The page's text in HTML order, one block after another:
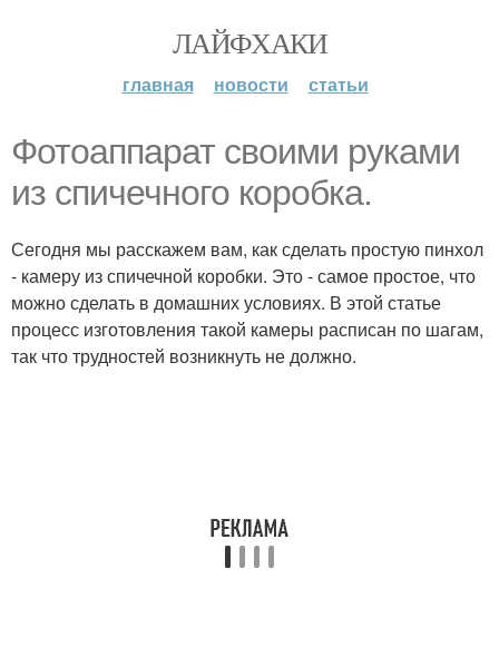
ЛАЙФХАКИ
главная новости статьи
Фотоаппарат своими руками
из спичечного коробка.
Сегодня мы расскажем вам, как сделать простую пинхол
- камеру из спичечной коробки. Это - самое простое, что
можно сделать в домашних условиях. В этой статье
процесс изготовления такой камеры расписан по шагам,
так что трудностей возникнуть не должно.